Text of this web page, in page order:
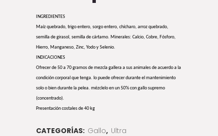
INGREDIENTES
Maíz quebrado, trigo entero, sorgo entero, chícharo, arroz quebrado,
semilla de girasol, semilla de cártamo. Minerales: Calcio, Cobre, Fósforo,
Hierro, Manganeso, Zinc, Yodo y Selenio.
INDICACIONES
Ofrecer de 50 a 70 gramos de mezcla gallera a sus animales de acuerdo a la
condición corporal que tenga. lo puede ofrecer durante el mantenimiento
solo o bien durante la pelea. mézclelo en un 50% con gallo supremo
(concentrado).
Presentación costales de 40 kg
CATEGORÍAS: Gallo, Ultra